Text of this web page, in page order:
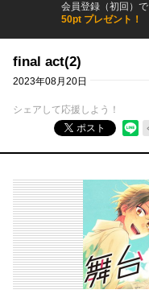
会員登録（初回）で
50pt プレゼント！
final act(2)
2023年08月20日
シェアして応援しよう！
ポスト